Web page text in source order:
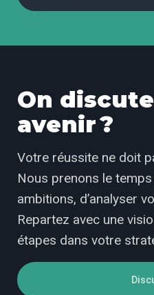
On
avenir ?
Votre réussite ne doit
Nous prenons le
ambitions, d’analyser
Repartez avec une
étapes dans votre